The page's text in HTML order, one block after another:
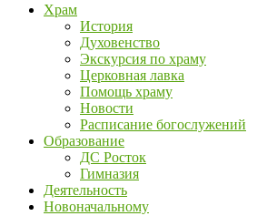
Храм
История
Духовенство
Экскурсия по храму
Церковная лавка
Помощь храму
Новости
Расписание богослужений
Образование
ДС Росток
Гимназия
Деятельность
Новоначальному